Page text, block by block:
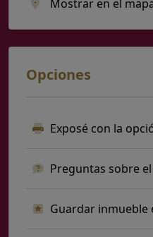
Mostrar en el
Opciones
Exposé con la
Preguntas sobre
Guardar inmueble